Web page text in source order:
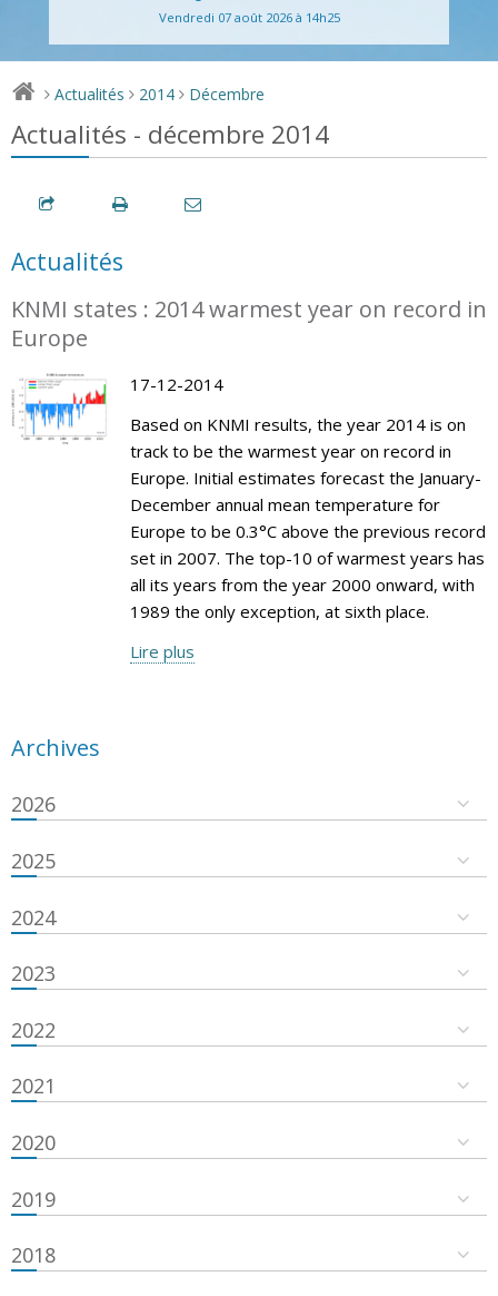
Vendredi 07 août 2026 à 14h25
> Actualités > 2014 > Décembre
Actualités - décembre 2014
Actualités
KNMI states : 2014 warmest year on record in
Europe
17-12-2014
Based on KNMI results, the year 2014 is on
track to be the warmest year on record in
Europe. Initial estimates forecast the January-
December annual mean temperature for
Europe to be 0.3°C above the previous record
set in 2007. The top-10 of warmest years has
all its years from the year 2000 onward, with
1989 the only exception, at sixth place.
Lire plus
Archives
2026
2025
2024
2023
2022
2021
2020
2019
2018